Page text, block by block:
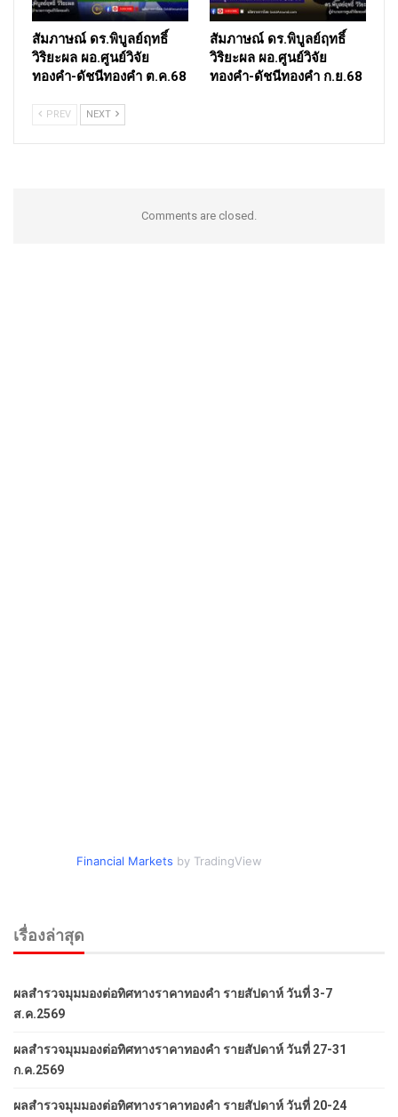
สัมภาษณ์ ดร.พิบูลย์ฤทธิ์
วิริยะผล ผอ.ศูนย์วิจัย
ทองคำ-ดัชนีทองคำ ต.ค.68
สัมภาษณ์ ดร.พิบูลย์ฤทธิ์
วิริยะผล ผอ.ศูนย์วิจัย
ทองคำ-ดัชนีทองคำ ก.ย.68
PREV NEXT
Comments are closed.
Financial Markets by TradingView
เรื่องล่าสุด
ผลสำรวจมุมมองต่อทิศทางราคาทองคำ รายสัปดาห์ วันที่ 3-7
ส.ค.2569
ผลสำรวจมุมมองต่อทิศทางราคาทองคำ รายสัปดาห์ วันที่ 27-31
ก.ค.2569
ผลสำรวจมุมมองต่อทิศทางราคาทองคำ รายสัปดาห์ วันที่ 20-24